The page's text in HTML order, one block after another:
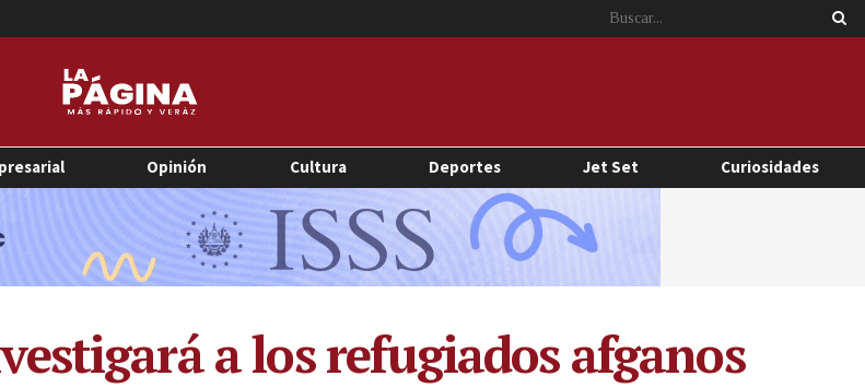
Opinión Cultura Deportes Jet Set Curiosidades
a los refugiados afganos